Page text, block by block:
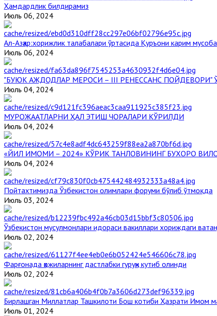
Ҳамдардлик билдирамиз
Июль 06, 2024
Aл-Aзҳар:хорижлик талабалари ўртасида Қуръони карим
Июль 06, 2024
"БУЮК АЖДОДЛАР МЕРОСИ – III РЕНЕССАНС
Июль 04, 2024
МУРОЖААТЛАРНИ ҲАЛ ЭТИШ ЧОРАЛАРИ КЎРИЛДИ
Июль 04, 2024
«ЙИЛ ИМОМИ – 2024» КЎРИК ТАНЛОВИНИНГ БУХОРО
Июль 04, 2024
Пойтахтимизда Ўзбекистон олимлари форуми бўлиб ўтмоқда
Июль 03, 2024
Ўзбекистон мусулмонлари идораси вакиллари хориждаги
Июль 02, 2024
Фарғонада ҳожиларнинг дастлабки гуруҳи кутиб олинди
Июль 02, 2024
Бирлашган Миллатлар Ташкилоти Бош котиби Ҳазрати Имом
Июль 01, 2024